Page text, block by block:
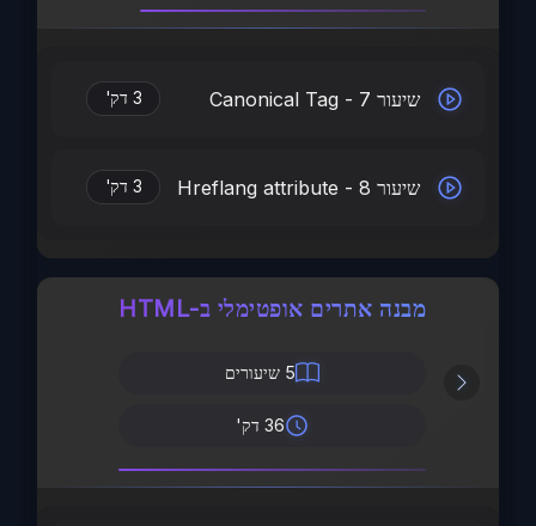
שיעור 7 - Canonical Tag 3 דק'
שיעור 8 - Hreflang attribute 3 דק'
מבנה אתרים אופטימלי ב-HTML
5 שיעורים
36 דק'